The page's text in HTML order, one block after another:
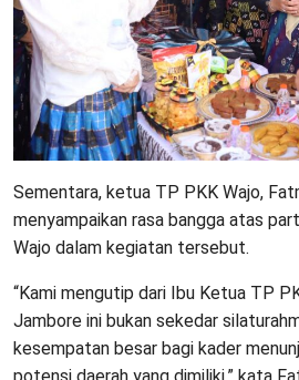
Sementara, ketua TP PKK Wajo,
menyampaikan rasa bangga atas
Wajo dalam kegiatan tersebut.
“Kami mengutip dari Ibu Ketua TP
Jambore ini bukan sekedar
kesempatan besar bagi kader